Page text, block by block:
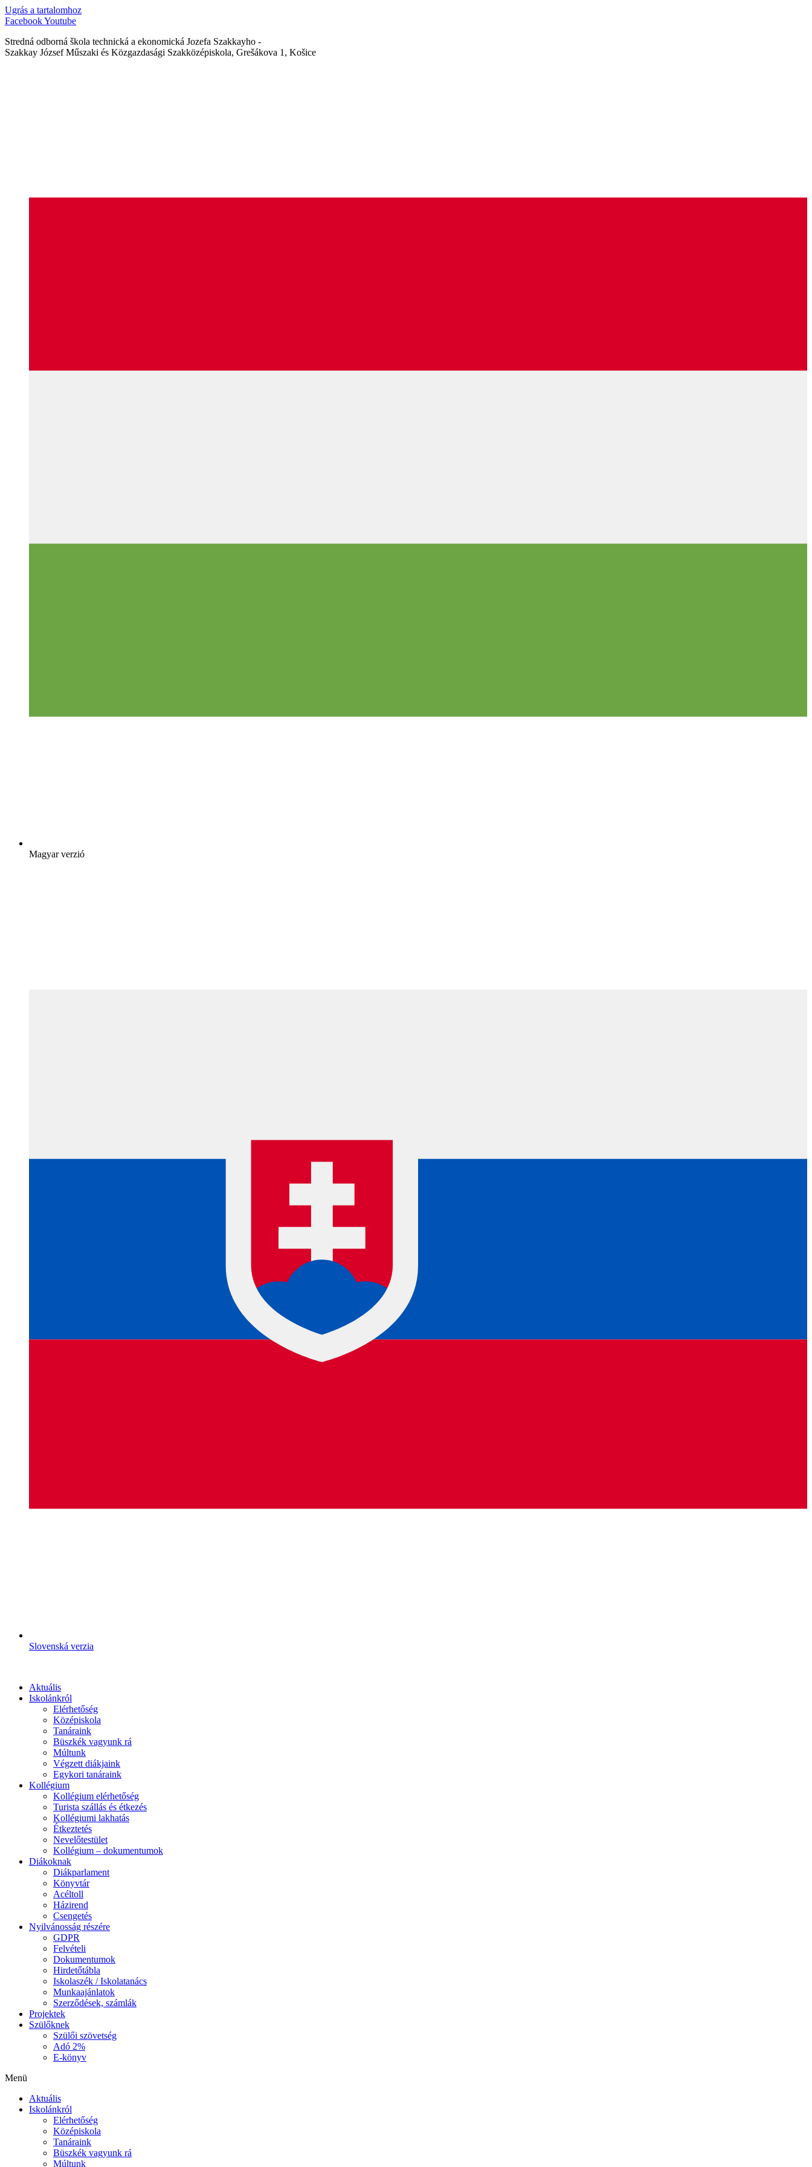
Ugrás a tartalomhoz
FacebookYoutube
Stredná odborná škola technická a ekonomická Jozefa Szakkayho -
Szakkay József Műszaki és Közgazdasági Szakközépiskola, Grešákova 1, Košice
Magyar verzió
Slovenská verzia
Aktuális
Iskolánkról
Elérhetőség
Középiskola
Tanáraink
Büszkék vagyunk rá
Múltunk
Végzett diákjaink
Egykori tanáraink
Kollégium
Kollégium elérhetőség
Turista szállás és étkezés
Kollégiumi lakhatás
Étkeztetés
Nevelőtestület
Kollégium – dokumentumok
Diákoknak
Diákparlament
Könyvtár
Acéltoll
Házirend
Csengetés
Nyilvánosság részére
GDPR
Felvételi
Dokumentumok
Hirdetőtábla
Iskolaszék / Iskolatanács
Munkaajánlatok
Szerződések, számlák
Projektek
Szülőknek
Szülői szövetség
Adó 2%
E-könyv
Menü
Aktuális
Iskolánkról
Elérhetőség
Középiskola
Tanáraink
Büszkék vagyunk rá
Múltunk